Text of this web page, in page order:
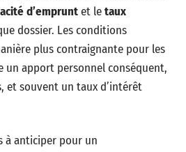
d’empruntet letaux
dossier. Les conditions
plus contraignante pour les
un apport personnel conséquent,
et souvent un taux d’intérêt
à anticiper pour un